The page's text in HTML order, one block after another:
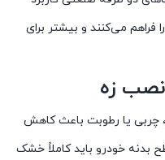
می‌کنند و بیشتر برای
زه
چربی یا رطوبت باعث کاهش
خودرو باید کاملاً خشک